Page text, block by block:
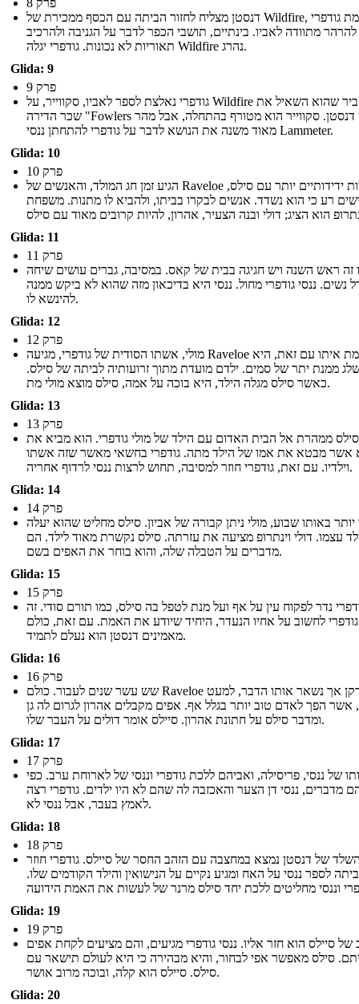
דנסטן מצליח לחזור הביתה עם הכסף ממכירת של Wildfire, הגורמת גודפרי
להרהר מתוודה לאביו. בינתיים, תושבי הכפר לדבר על הגניבה ולהרכיב
תאוריות לא נכונות. גודפרי יגלה Wildfire נהרג.
Glida: 9
פרק 9
גודפרי נאלצת לספר לאביו, סקווייר, על Wildfire ולהסביר שהוא השאיל את
שכר הדירה "Fowlers כדי דנסטן. סקווייר הוא מטורף בהתחלה, אבל מהר
מאוד משנה את הנושא לדבר על גודפרי להתחתן ננסי Lammeter.
Glida: 10
פרק 10
הגיע זמן חג המולד, והאנשים של Raveloe להיות ידידותיים יותר עם סילס,
רע כי הוא נשדד. אנשים לבקרו בביתו, ולהביא לו מתנות. משפחת
Glida: 11
פרק 11
זה ראש השנה ויש חגיגה בבית של קאס. במסיבה, גברים עושים שיחה
נשים. ננסי גודפרי מחול. ננסי היא בדיכאון מזה שהוא לא ביקש ממנה
להינשא לו.
Glida: 12
פרק 12
מולי, אשתו הסודית של גודפרי, מגיעה Raveloe להתעמת איתו עם זאת, היא
ממנת יתר של סמים. ילדם מועדת מתוך זרועותיה לביתה של סילס.
כאשר סילס מגלה הילד, היא בוכה על אמה, סילס מוצא מולי מת.
Glida: 13
פרק 13
סילס ממהרת אל הבית האדום עם הילד של מולי גודפרי. הוא מביא את
אשר מבטא את אמו של הילד מתה. גודפרי בחשאי מאשר שזה אשתו
וילדיו. עם זאת, גודפרי חוזר למסיבה, תחוש לרצות ננסי לרדוף אחריה.
Glida: 14
פרק 14
באותו שבוע, מולי ניתן קבורה של אביון. סילס מחליט שהוא יעלה
עצמו. דולי וינתרופ מציעה את עזרתה. סילס נקשרת מאוד לילד. הם
מדברים על הטבלה שלה, והוא בוחר את האפים בשם.
Glida: 15
פרק 15
נדר לפקוח עין על אף ועל מנת לטפל בה סילס, כמו תורם סודי. זה
לחשוב על אחיו הנעדר, היחיד שיודע את האמת. עם זאת, כולם
מאמינים דנסטן הוא נעלם לתמיד.
Glida: 16
פרק 16
שש עשר שנים לעבור. כולם Raveloe הזדקן אך נשאר אותו הדבר, למעט
אשר הפך לאדם טוב יותר בגלל אף. אפים מקבלים אהרון לגרום לה גן
ומדבר סילס על חתונת אהרון. סיילס אומר דולים על העבר שלו.
Glida: 17
פרק 17
של ננסי, פריסילה, ואביהם ללכת גודפרי וננסי של לארוחת ערב. כפי
מדברים, ננסי דן הצער והאכזבה לה שהם לא היו ילדים. גודפרי רצה
לאמץ בעבר, אבל ננסי לא.
Glida: 18
פרק 18
של דנסטן נמצא במחצבה עם הזהב החסר של סיילס. גודפרי חוזר
לספר ננסי על האח ומגיע נקיים על הנישואין והילד הקודמים שלו.
Glida: 19
פרק 19
של סיילס הוא חזר אליו. ננסי גודפרי מגיעים, והם מציעים לקחת אפים
סילס מאפשר אפי לבחור, והיא מבהירה כי היא לעולם תישאר עם
סילס. סיילס הוא קלה, ובוכה מרוב אושר.
Glida: 20